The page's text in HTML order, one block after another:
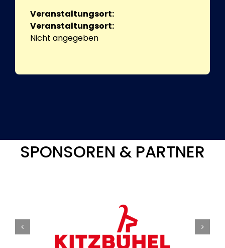
Veranstaltungsort:
Veranstaltungsort:
Nicht angegeben
SPONSOREN & PARTNER